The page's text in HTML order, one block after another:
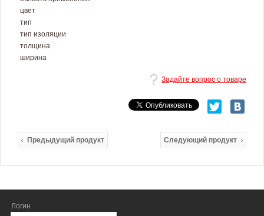
Логин
цвет
тип
тип изоляции
толщина
ширина
Задайте вопрос о товаре
Предыдущий продукт Следующий продукт